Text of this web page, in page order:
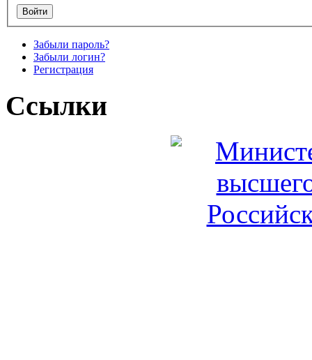
Забыли пароль?
Забыли логин?
Регистрация
Ссылки